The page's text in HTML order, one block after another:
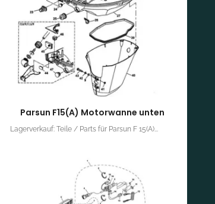
Parsun F15(A) Motorwanne unten
Lagerverkauf: Teile / Parts für Parsun F 15(A)...